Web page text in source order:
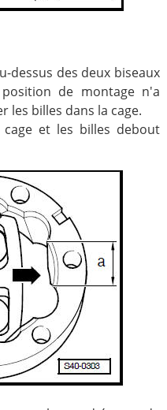
dessus des deux biseaux
de montage n'a
les billes dans la cage.
et les billes debout